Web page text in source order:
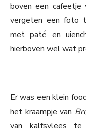
boven een
vergeten een foto
met paté en
hierboven wel wat
Er was een klein
het kraampje van
van kalfsvlees te